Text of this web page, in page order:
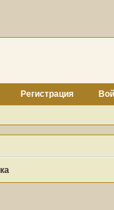
Регистрация